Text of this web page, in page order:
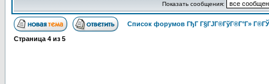
Показать сообщения:
Список форумов ГђГ Г§ГЈГ®ГўГ®Г°Г»
Страница 4 из 5